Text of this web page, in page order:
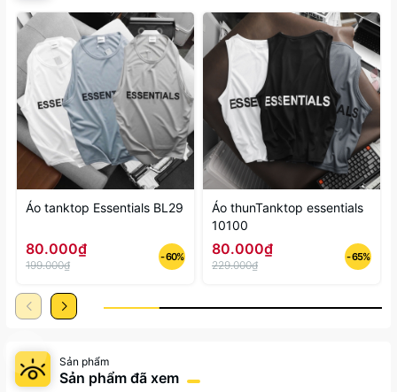
Áo tanktop Essentials BL29
80.000₫
199.000₫
- 60%
Áo thunTanktop essentials
10100
80.000₫
229.000₫
- 65%
Sản phẩm
Sản phẩm đã xem